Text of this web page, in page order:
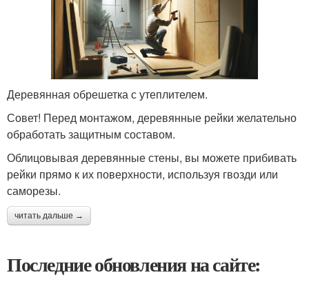
Деревянная обрешетка с утеплителем.
Совет! Перед монтажом, деревянные рейки желательно
обработать защитным составом.
Облицовывая деревянные стены, вы можете прибивать
рейки прямо к их поверхности, используя гвозди или
саморезы.
читать дальше →
Последние обновления на сайте: